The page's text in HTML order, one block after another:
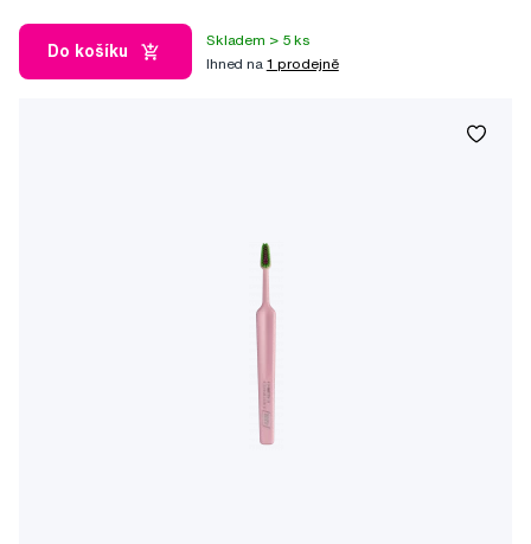
Do košíku
Skladem > 5 ks
Ihned na 1 prodejně